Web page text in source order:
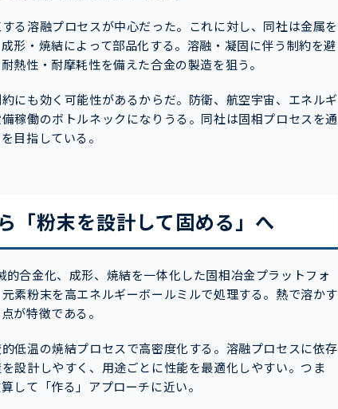
る溶融プロセスが中心だった。これに対し、同社は金属を
形・焼結によって部品化する。溶融・凝固に伴う制約を避
熱性・耐摩耗性を備えた合金の製造を狙う。
にも効く可能性があるからだ。防衛、航空宇宙、エネルギ
稼働のボトルネックになりうる。同社は固相プロセスを通
目指している。
「粉末を設計して固める」へ
合金化、成形、焼結を一体化した固相冶金プラットフォ
素粉末を高エネルギーボールミルで処理する。熱で溶かす
が特徴である。
低温の焼結プロセスで高密度化する。溶融プロセスに依存
設計しやすく、用途ごとに性能を最適化しやすい。つま
して「作る」アプローチに近い。